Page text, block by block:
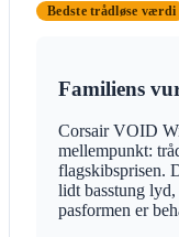
Bedste trådløse værdi
Familiens
Corsair VOID
mellempunkt:
flagskibsprisen.
lidt basstung
pasformen er